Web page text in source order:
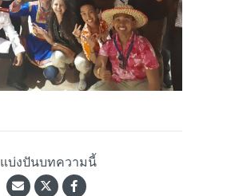
แบ่งปันบทความนี้